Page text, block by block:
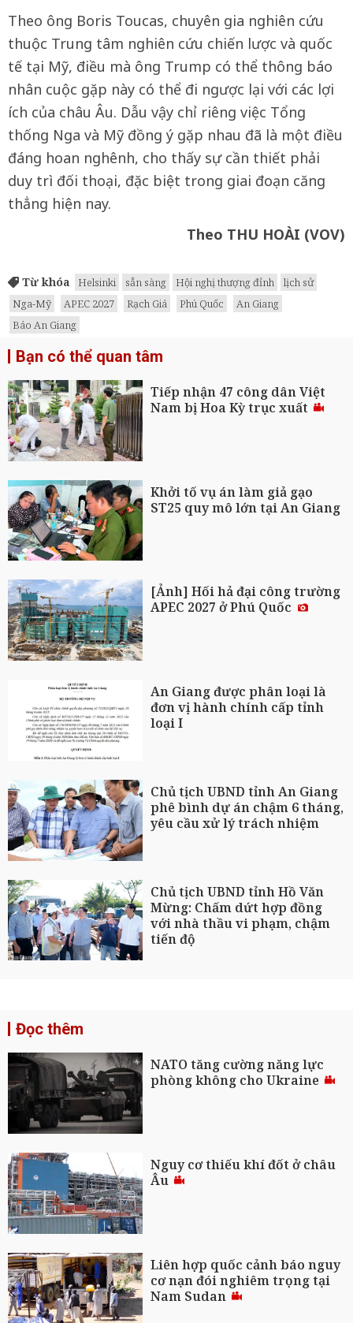
Theo ông Boris Toucas, chuyên gia nghiên cứu
thuộc Trung tâm nghiên cứu chiến lược và quốc
tế tại Mỹ, điều mà ông Trump có thể thông báo
nhân cuộc gặp này có thể đi ngược lại với các lợi
ích của châu Âu. Dẫu vậy chỉ riêng việc Tổng
thống Nga và Mỹ đồng ý gặp nhau đã là một điều
đáng hoan nghênh, cho thấy sự cần thiết phải
duy trì đối thoại, đặc biệt trong giai đoạn căng
thẳng hiện nay.
Theo THU HOÀI (VOV)
Từ khóa Helsinki sẵn sàng Hội nghị thượng đỉnh
lịch sử
Nga-Mỹ
APEC 2027 Rạch Giá Phú Quốc
An Giang
Báo An Giang
Bạn có thể quan tâm
Tiếp nhận 47 công dân Việt
Nam bị Hoa Kỳ trục xuất
Khởi tố vụ án làm giả gạo
ST25 quy mô lớn tại An Giang
[Ảnh] Hối hả đại công trường
APEC 2027 ở Phú Quốc
An Giang được phân loại là
đơn vị hành chính cấp tỉnh
loại I
Chủ tịch UBND tỉnh An Giang
phê bình dự án chậm 6 tháng,
yêu cầu xử lý trách nhiệm
Chủ tịch UBND tỉnh Hồ Văn
Mừng: Chấm dứt hợp đồng
với nhà thầu vi phạm, chậm
tiến độ
Đọc thêm
NATO tăng cường năng lực
phòng không cho Ukraine
Nguy cơ thiếu khí đốt ở châu
Âu
Liên hợp quốc cảnh báo nguy
cơ nạn đói nghiêm trọng tại
Nam Sudan